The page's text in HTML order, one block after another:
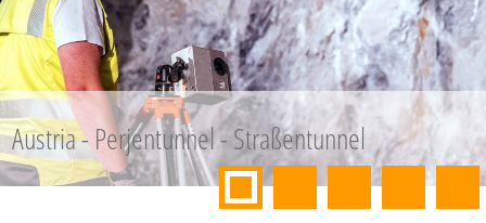
Austria - Perjentunnel - Straßentunnel